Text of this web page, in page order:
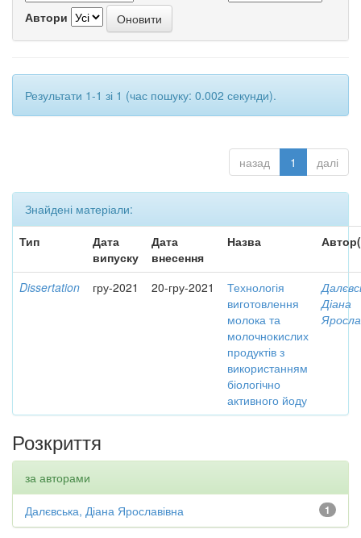
Автори
Результати 1-1 зі 1 (час пошуку: 0.002 секунди).
назад 1 далі
Знайдені матеріали:
Тип
Дата
випуску
Дата
внесення
Назва
Dissertation гру-2021 20-гру-2021
Технологія
виготовлення
молока та
молочнокислих
продуктів з
використанням
біологічно
активного йоду
Діана
Розкриття
за авторами
1
Далєвська, Діана Ярославівна